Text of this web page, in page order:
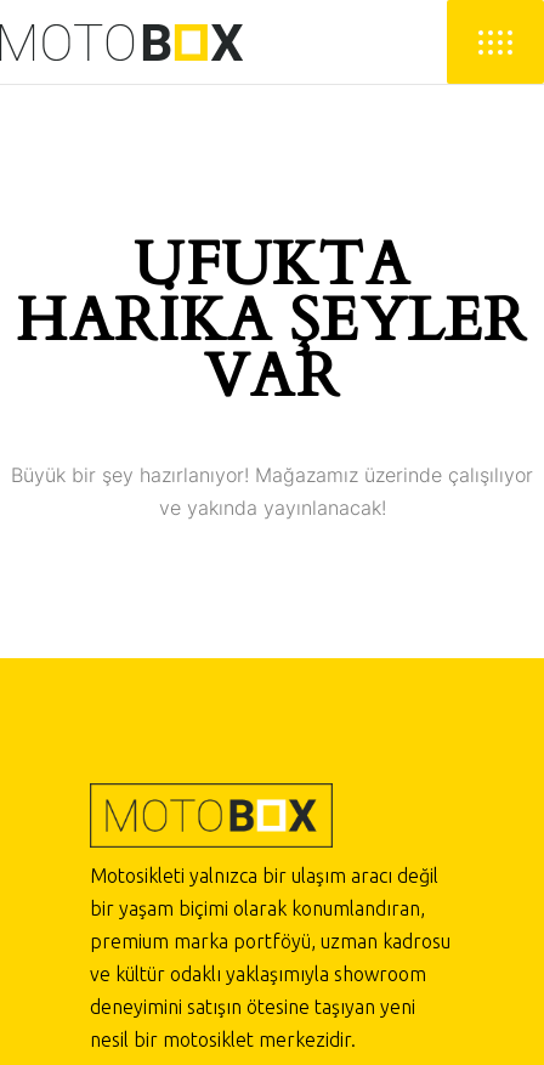
UFUKTA
HARIKA ŞEYLER
VAR
Büyük bir şey hazırlanıyor! Mağazamız üzerinde çalışılıyor
ve yakında yayınlanacak!
Motosikleti yalnızca bir ulaşım aracı değil
bir yaşam biçimi olarak konumlandıran,
premium marka portföyü, uzman kadrosu
ve kültür odaklı yaklaşımıyla showroom
deneyimini satışın ötesine taşıyan yeni
nesil bir motosiklet merkezidir.